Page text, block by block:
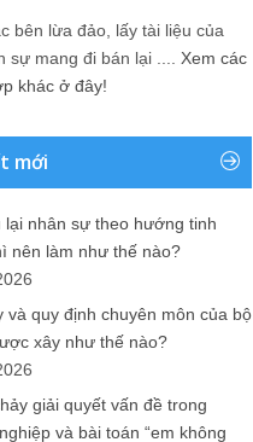
bên lừa đảo, lấy tài liệu của
sự mang đi bán lại .... Xem các
khác ở đây!
mới
lại nhân sự theo hướng tinh
nên làm như thế nào?
và quy định chuyên môn của bộ
xây như thế nào?
giải quyết vấn đề trong
và bài toán “em không